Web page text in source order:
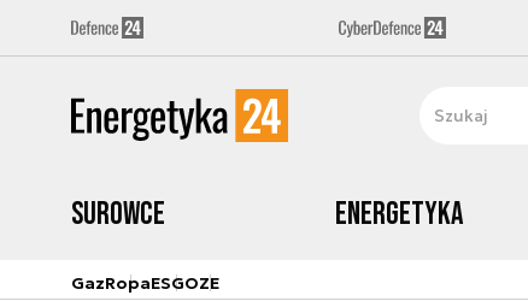
Surowce Energetyka
GazRopaESGOZE